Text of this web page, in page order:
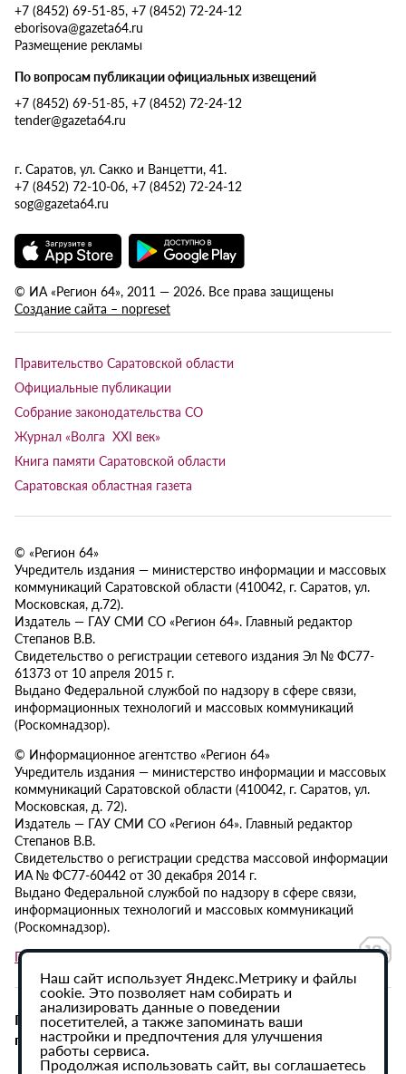
+7 (8452) 69-51-85, +7 (8452) 72-24-12
eborisova@gazeta64.ru
Размещение рекламы
По вопросам публикации официальных извещений
+7 (8452) 69-51-85, +7 (8452) 72-24-12
tender@gazeta64.ru
г. Саратов, ул. Сакко и Ванцетти, 41.
+7 (8452) 72-10-06, +7 (8452) 72-24-12
sog@gazeta64.ru
© ИА «Регион 64», 2011 — 2026. Все права защищены
Создание сайта – nopreset
Правительство Саратовской области
Официальные публикации
Собрание законодательства СО
Журнал «Волга XXI век»
Книга памяти Саратовской области
Саратовская областная газета
© «Регион 64»
Учредитель издания — министерство информации и массовых
коммуникаций Саратовской области (410042, г. Саратов, ул.
Московская, д.72).
Издатель — ГАУ СМИ СО «Регион 64». Главный редактор
Степанов В.В.
Свидетельство о регистрации сетевого издания Эл № ФС77-
61373 от 10 апреля 2015 г.
Выдано Федеральной службой по надзору в сфере связи,
информационных технологий и массовых коммуникаций
(Роскомнадзор).
© Информационное агентство «Регион 64»
Учредитель издания — министерство информации и массовых
коммуникаций Саратовской области (410042, г. Саратов, ул.
Московская, д. 72).
Издатель — ГАУ СМИ СО «Регион 64». Главный редактор
Степанов В.В.
Свидетельство о регистрации средства массовой информации
ИА № ФС77-60442 от 30 декабря 2014 г.
Выдано Федеральной службой по надзору в сфере связи,
информационных технологий и массовых коммуникаций
(Роскомнадзор).
Политика в отношении обработки персональных данных
При использовании материалов сайта активная
гиперссылка на ИА «Регион 64» обязательна.
Наш сайт использует Яндекс.Метрику и файлы
cookie. Это позволяет нам собирать и
анализировать данные о поведении
посетителей, а также запоминать ваши
настройки и предпочтения для улучшения
работы сервиса.
Продолжая использовать сайт, вы соглашаетесь